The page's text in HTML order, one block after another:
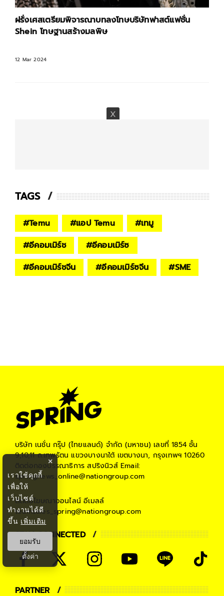
ฝรั่งเศสเตรียมพิจารณาบทลงโทษบริษัทฟาสต์แฟชั่น
Shein โทษฐานสร้างมลพิษ
12 Mar 2024
TAGS
#Temu #แอป Temu #เทมู
#อีคอมเมิร์ช #อีคอมเมิร์ซ
#อีคอมเมิร์ชจีน #อีคอมเมิร์ซจีน #SME
บริษัท เนชั่น กรุ๊ป (ไทยแลนด์) จำกัด (มหาชน) เลขที่ 1854 ชั้น
9,10,11 ถ.เทพรัตน แขวงบางนาใต้ เขตบางนา, กรุงเทพฯ 10260
ติดต่อกองบรรณาธิการ สปริงนิวส์Email:
springnews_online@nationgroup.com
ติดต่อโฆษณาออนไลน์ อีเมลล์
teamsales_spring@nationgroup.com
STAY CONNECTED
PARTNER
×
เราใช้คุกกี้
เพื่อให้
เว็บไซต์
ทำงานได้ดี
ขึ้น เพิ่มเติม
ยอมรับ
ตั้งค่า